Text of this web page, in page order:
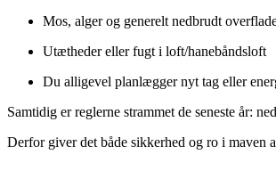
Mos, alger og generelt nedbrudt
Utætheder eller fugt i loft/hanebåndsloft
Du alligevel planlægger nyt tag eller
Samtidig er reglerne strammet de seneste år:
Derfor giver det både sikkerhed og ro i maven